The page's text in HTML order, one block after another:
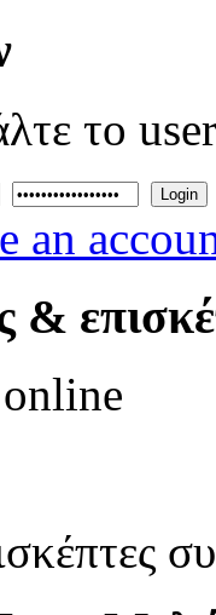
το
Login
an
&